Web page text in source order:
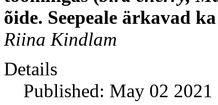
õide. Seepeale ärkavad
Riina Kindlam
Details
Published: May 02 2021